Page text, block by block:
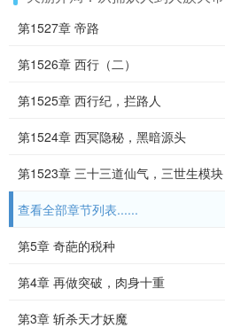
第1527章 帝路
第1526章 西行（二）
第1525章 西行纪，拦路人
第1524章 西冥隐秘，黑暗源头
第1523章 三十三道仙气，三世生模块
查看全部章节列表......
第5章 奇葩的税种
第4章 再做突破，肉身十重
第3章 斩杀天才妖魔